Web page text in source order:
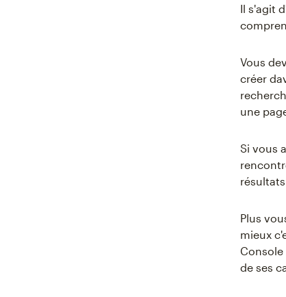
Il s'agit
Vous
créer
une
Si vous
Plus
mieux
de ses